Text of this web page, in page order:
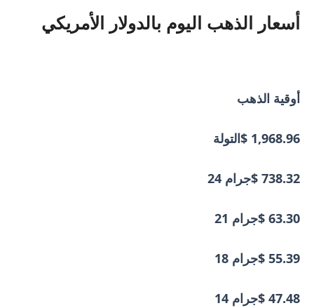
أسعار الذهب اليوم بالدولار الأمريكي
أوقية الذهب
1,968.96 $ التولة
738.32 $ جرام 24
63.30 $ جرام 21
55.39 $ جرام 18
47.48 $ جرام 14